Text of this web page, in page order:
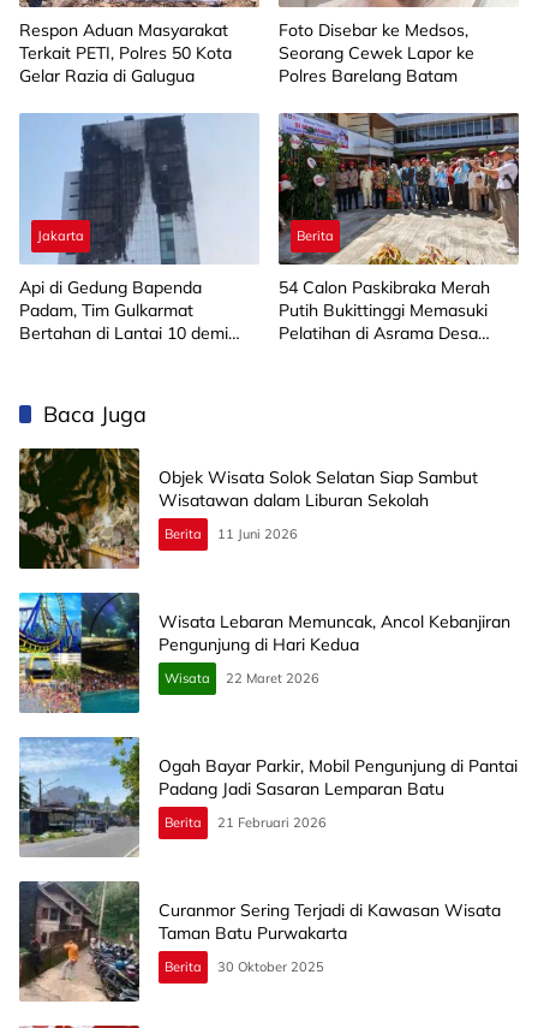
Respon Aduan Masyarakat
Terkait PETI, Polres 50 Kota
Gelar Razia di Galugua
Foto Disebar ke Medsos,
Seorang Cewek Lapor ke
Polres Barelang Batam
Jakarta
Api di Gedung Bapenda
Padam, Tim Gulkarmat
Bertahan di Lantai 10 demi
Berita
‎54 Calon Paskibraka Merah
Putih Bukittinggi Memasuki
Pelatihan di Asrama Desa
Baca Juga
Objek Wisata Solok Selatan Siap Sambut
Wisatawan dalam Liburan Sekolah
Berita 11 Juni 2026
Wisata Lebaran Memuncak, Ancol Kebanjiran
Pengunjung di Hari Kedua
Wisata 22 Maret 2026
Ogah Bayar Parkir, Mobil Pengunjung di Pantai
Padang Jadi Sasaran Lemparan Batu
Berita 21 Februari 2026
Curanmor Sering Terjadi di Kawasan Wisata
Taman Batu Purwakarta
Berita 30 Oktober 2025